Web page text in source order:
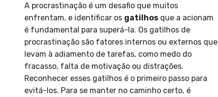
A procrastinação é um desafio que muitos
enfrentam, e identificar os gatilhos que a acionam
é fundamental para superá-la. Os gatilhos de
procrastinação são fatores internos ou externos que
levam à adiamento de tarefas, como medo do
fracasso, falta de motivação ou distrações.
Reconhecer esses gatilhos é o primeiro passo para
evitá-los. Para se manter no caminho certo, é